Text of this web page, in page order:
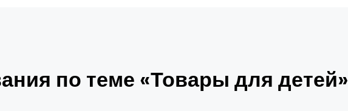
по теме «Товары для детей»